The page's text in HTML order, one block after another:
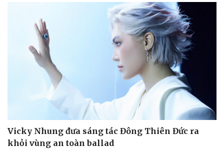
Vicky Nhung đưa sáng tác Đông Thiên Đức ra
khỏi vùng an toàn ballad